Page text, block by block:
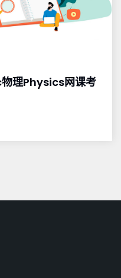
理Physics网课考